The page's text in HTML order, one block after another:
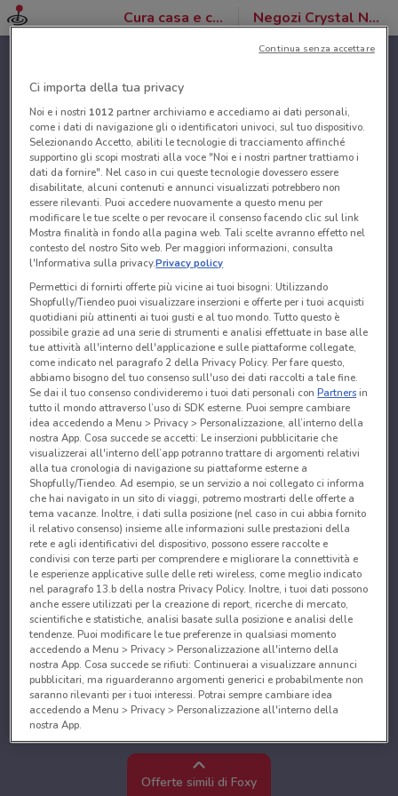
Cura casa e corpo Negozi Crystal Nails
Offerte simili di Foxy
Ci importa della tua privacy
Noi e i nostri 1012partner archiviamo e accediamo ai dati personali,
come i dati di navigazione gli o identificatori univoci, sul tuo dispositivo.
Selezionando Accetto, abiliti le tecnologie di tracciamento affinché
supportino gli scopi mostrati alla voce "Noi e i nostri partner trattiamo i
dati da fornire". Nel caso in cui queste tecnologie dovessero essere
disabilitate, alcuni contenuti e annunci visualizzati potrebbero non
essere rilevanti. Puoi accedere nuovamente a questo menu per
modificare le tue scelte o per revocare il consenso facendo clic sul link
Mostra finalità in fondo alla pagina web. Tali scelte avranno effetto nel
contesto del nostro Sito web. Per maggiori informazioni, consulta
l'Informativa sulla privacy.Privacy policy
Permettici di fornirti offerte più vicine ai tuoi bisogni: Utilizzando
Shopfully/Tiendeo puoi visualizzare inserzioni e offerte per i tuoi acquisti
quotidiani più attinenti ai tuoi gusti e al tuo mondo. Tutto questo è
possibile grazie ad una serie di strumenti e analisi effettuate in base alle
tue attività all'interno dell'applicazione e sulle piattaforme collegate,
come indicato nel paragrafo 2 della Privacy Policy. Per fare questo,
abbiamo bisogno del tuo consenso sull'uso dei dati raccolti a tale fine.
Se dai il tuo consenso condivideremo i tuoi dati personali conPartnersin
tutto il mondo attraverso l’uso di SDK esterne. Puoi sempre cambiare
idea accedendo a Menu > Privacy > Personalizzazione, all’interno della
nostra App. Cosa succede se accetti: Le inserzioni pubblicitarie che
visualizzerai all'interno dell’app potranno trattare di argomenti relativi
alla tua cronologia di navigazione su piattaforme esterne a
Shopfully/Tiendeo. Ad esempio, se un servizio a noi collegato ci informa
che hai navigato in un sito di viaggi, potremo mostrarti delle offerte a
tema vacanze. Inoltre, i dati sulla posizione (nel caso in cui abbia fornito
il relativo consenso) insieme alle informazioni sulle prestazioni della
rete e agli identificativi del dispositivo, possono essere raccolte e
condivisi con terze parti per comprendere e migliorare la connettività e
le esperienze applicative sulle delle reti wireless, come meglio indicato
nel paragrafo 13.b della nostra Privacy Policy. Inoltre, i tuoi dati possono
anche essere utilizzati per la creazione di report, ricerche di mercato,
scientifiche e statistiche, analisi basate sulla posizione e analisi delle
tendenze. Puoi modificare le tue preferenze in qualsiasi momento
accedendo a Menu > Privacy > Personalizzazione all'interno della
nostra App. Cosa succede se rifiuti: Continuerai a visualizzare annunci
pubblicitari, ma riguarderanno argomenti generici e probabilmente non
saranno rilevanti per i tuoi interessi. Potrai sempre cambiare idea
accedendo a Menu > Privacy > Personalizzazione all'interno della
nostra App.
Noi e i nostri partner trattiamo i dati per fornire:
Utilizzare dati di geolocalizzazione precisi. Scansione attiva delle
caratteristiche del dispositivo ai fini dell’identificazione. Archiviare
Continua senza accettare